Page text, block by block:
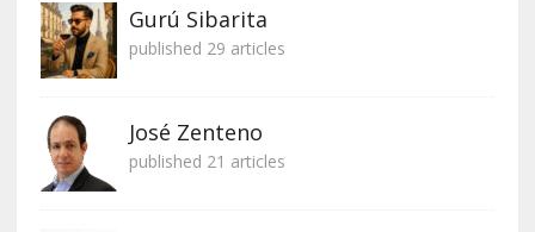
Gurú Sibarita
published 29 articles
José Zenteno
published 21 articles